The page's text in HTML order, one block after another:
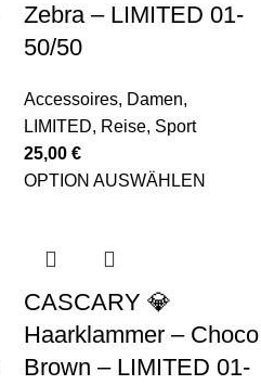
Zebra – LIMITED 01-
50/50
Accessoires, Damen,
LIMITED, Reise, Sport
25,00 €
OPTION AUSWÄHLEN
CASCARY 💎
Haarklammer – Choco
Brown – LIMITED 01-